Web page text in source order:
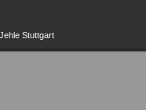
Stuttgart